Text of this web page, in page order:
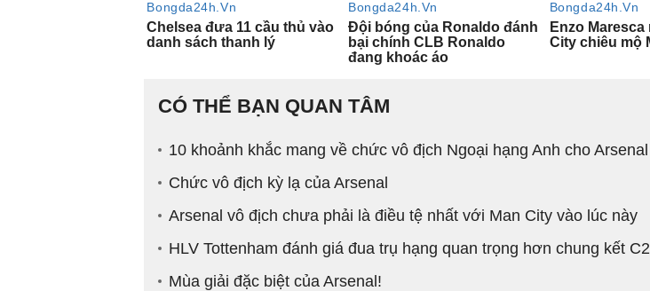
CÓ THỂ BẠN QUAN TÂM
10 khoảnh khắc mang về chức vô địch Ngoại hạng Anh cho Arsenal
Chức vô địch kỳ lạ của Arsenal
Arsenal vô địch chưa phải là điều tệ nhất với Man City vào lúc này
HLV Tottenham đánh giá đua trụ hạng quan trọng hơn chung kết C2
Mùa giải đặc biệt của Arsenal!